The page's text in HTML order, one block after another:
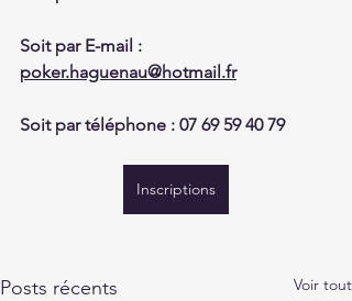
Soit par E-mail :
poker.haguenau@hotmail.fr
Soit par téléphone : 07 69 59 40 79
Inscriptions
Posts récents Voir tout